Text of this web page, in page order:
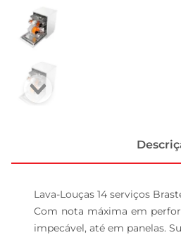
Lava-Louças 14 serviços
Com nota máxima em
impecável, até em panelas.